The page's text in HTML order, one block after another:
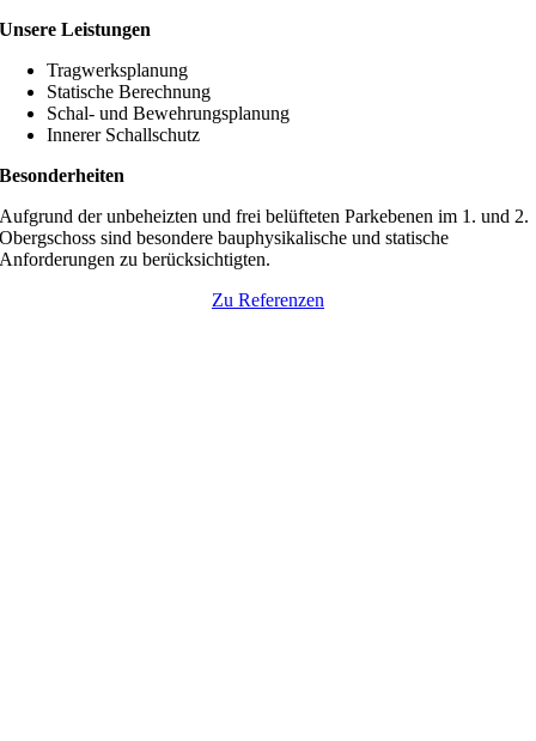
Unsere Leistungen
Tragwerksplanung
Statische Berechnung
Schal- und Bewehrungsplanung
Innerer Schallschutz
Besonderheiten
Aufgrund der unbeheizten und frei belüfteten Parkebenen im 1. und 2.
Obergschoss sind besondere bauphysikalische und statische
Anforderungen zu berücksichtigten.
Zu Referenzen